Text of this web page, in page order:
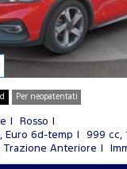
Per neopatentati
Rosso
Euro 6d-temp
999 cc,
Trazione Anteriore